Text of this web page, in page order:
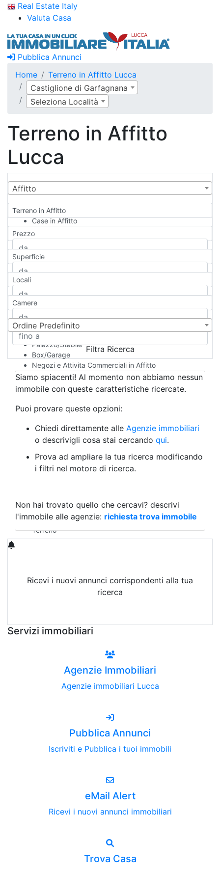
Real Estate Italy
Valuta Casa
Pubblica Annunci
Home
Terreno in Affitto Lucca
Castiglione di Garfagnana
Seleziona Località
Terreno in Affitto
Lucca
Affitto
Terreno in Affitto
Case in Affitto
Qualsiasi
Appartamento
Casa indipendente
Casa Semi-indipendente
Attico/Mansarda
Rustico/Casale
Camera d'Albergo
Multiproprietà
Palazzo/Stabile
Box/Garage
Negozi e Attivita Commerciali in Affitto
Qualsiasi
Attività/Licenza Commerciale
Azienda Agricola
Bar/Ristorante
Albergo
Laboratorio Artigianale
Negozio/locale commerciale
Agriturismo
Magazzini
Qualsiasi
Terreno edificabile
Terreno
Prezzo
Superficie
Locali
Camere
Ordine Predefinito
Filtra Ricerca
Siamo spiacenti! Al momento non abbiamo nessun
immobile con queste caratteristiche ricercate.
Puoi provare queste opzioni:
Chiedi direttamente alle Agenzie immobiliari
o descrivigli cosa stai cercando qui.
Prova ad ampliare la tua ricerca modificando
i filtri nel motore di ricerca.
Non hai trovato quello che cercavi? descrivi
l'immobile alle agenzie: richiesta trova immobile
Ricevi i nuovi annunci corrispondenti alla tua
ricerca
Servizi immobiliari
Agenzie Immobiliari
Agenzie immobiliari Lucca
Pubblica Annunci
Iscriviti e Pubblica i tuoi immobili
eMail Alert
Ricevi i nuovi annunci immobiliari
Trova Casa